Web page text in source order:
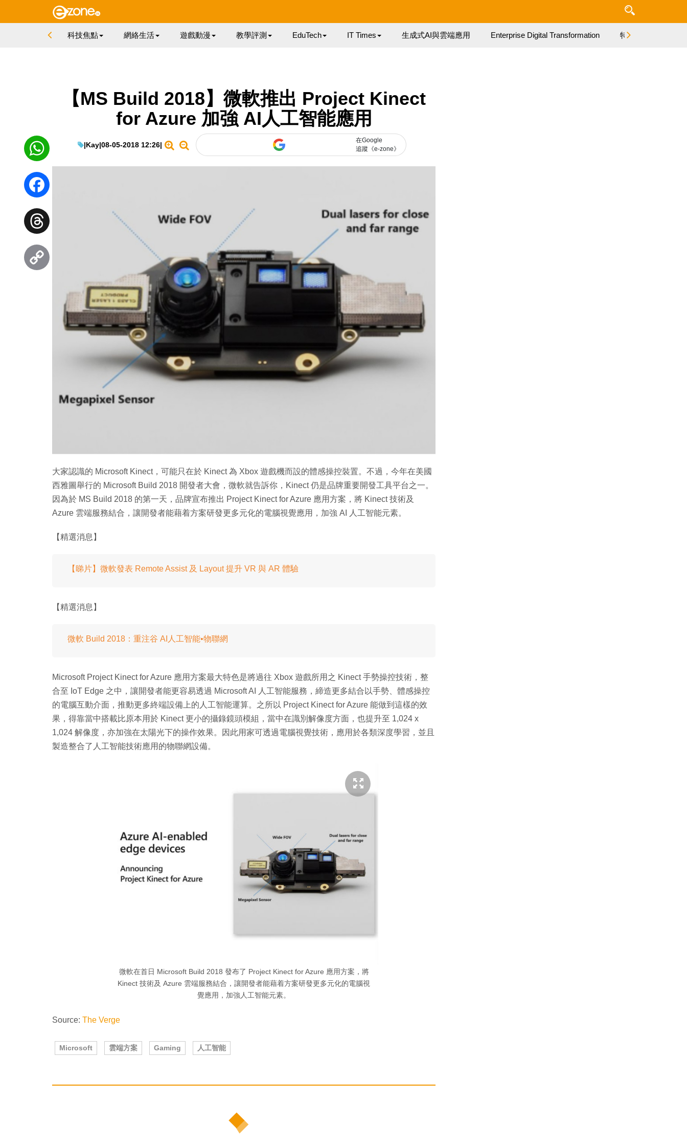
科技焦點 網絡生活 遊戲動漫 教學評測 EduTech IT Times 生成式AI與雲端應用 Enterprise Digital Transformation 特集
【MS Build 2018】微軟推出 Project Kinect
for Azure 加強 AI人工智能應用
|Kay|08-05-2018 12:26|
在Google
追蹤《e-zone》
大家認識的 Microsoft Kinect，可能只在於 Kinect 為 Xbox 遊戲機而設的體感操控裝置。不過，今年在美國
西雅圖舉行的 Microsoft Build 2018 開發者大會，微軟就告訴你，Kinect 仍是品牌重要開發工具平台之一。
因為於 MS Build 2018 的第一天，品牌宣布推出 Project Kinect for Azure 應用方案，將 Kinect 技術及
Azure 雲端服務結合，讓開發者能藉着方案研發更多元化的電腦視覺應用，加強 AI 人工智能元素。
【精選消息】
【睇片】微軟發表 Remote Assist 及 Layout 提升 VR 與 AR 體驗
【精選消息】
微軟 Build 2018：重注谷 AI人工智能•物聯網
Microsoft Project Kinect for Azure 應用方案最大特色是將過往 Xbox 遊戲所用之 Kinect 手勢操控技術，整
合至 IoT Edge 之中，讓開發者能更容易透過 Microsoft AI 人工智能服務，締造更多結合以手勢、體感操控
的電腦互動介面，推動更多終端設備上的人工智能運算。之所以 Project Kinect for Azure 能做到這樣的效
果，得靠當中搭載比原本用於 Kinect 更小的攝錄鏡頭模組，當中在識別解像度方面，也提升至 1,024 x
1,024 解像度，亦加強在太陽光下的操作效果。因此用家可透過電腦視覺技術，應用於各類深度學習，並且
製造整合了人工智能技術應用的物聯網設備。
微軟在首日 Microsoft Build 2018 發布了 Project Kinect for Azure 應用方案，將
Kinect 技術及 Azure 雲端服務結合，讓開發者能藉着方案研發更多元化的電腦視
覺應用，加強人工智能元素。
Source: The Verge
Microsoft 雲端方案 Gaming 人工智能
WhatsApp
Facebook
Threads